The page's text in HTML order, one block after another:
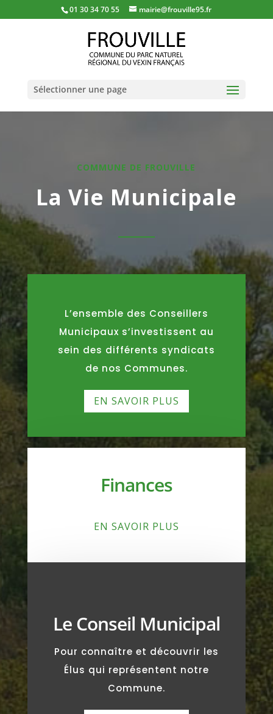
01 30 34 70 55 mairie@frouville95.fr
Sélectionner une page
COMMUNE DE FROUVILLE
La Vie Municipale
L’ensemble des Conseillers
Municipaux s’investissent au
sein des différents syndicats
de nos Communes.
EN SAVOIR PLUS
Finances
EN SAVOIR PLUS
Le Conseil Municipal
Pour connaître et découvrir les
Élus qui représentent notre
Commune.